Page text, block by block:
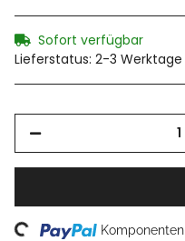
Sofort verfügbar
Lieferstatus: 2-3 Werktage
Loading...